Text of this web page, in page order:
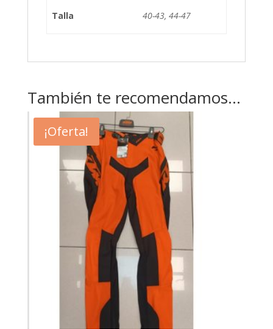
Talla 40-43, 44-47
También te recomendamos…
¡Oferta!